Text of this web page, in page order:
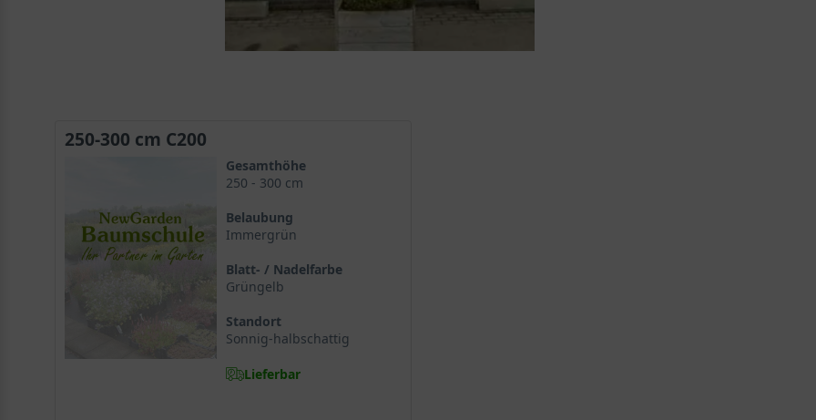
250-300 cm C200
Gesamthöhe
250 - 300 cm
Belaubung
Immergrün
Blatt- / Nadelfarbe
Grüngelb
Standort
Sonnig-halbschattig
Lieferbar